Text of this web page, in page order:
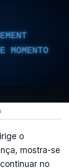
MOMENTO
o
mostra-se
no